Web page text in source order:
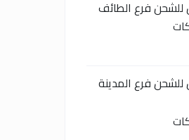
فرع الطائف
فرع المدينة